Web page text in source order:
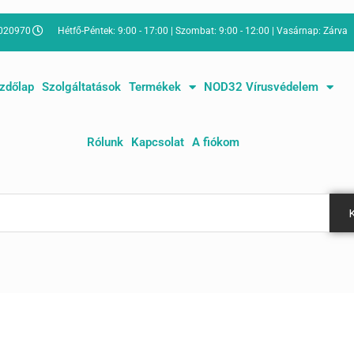
Hétfő-Péntek: 9:00 - 17:00 | Szombat: 9:00 - 12:00 | Vasárnap: Zárva
Szolgáltatások Termékek NOD32 Vírusvédelem
Rólunk Kapcsolat A fiókom